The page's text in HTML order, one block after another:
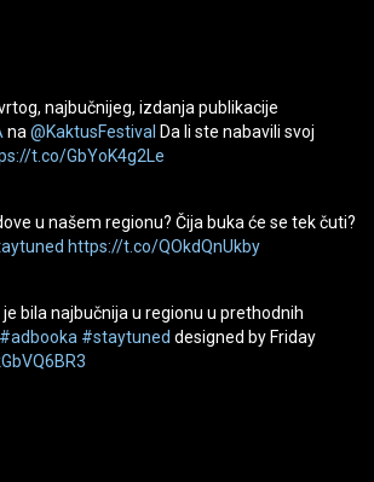
najbučnijeg, izdanja publikacije
na @KaktusFestival Da li ste nabavili svoj
t.co/GbYoK4g2Le
u našem regionu? Čija buka će se tek čuti?
https://t.co/QOkdQnUkby
bila najbučnija u regionu u prethodnih
#adbooka #staytuned designed by Friday